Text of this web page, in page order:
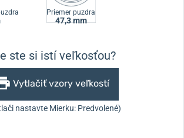
Priemer puzdra
47,3 mm
ste si istí veľkosťou?
Vytlačiť vzory veľkostí
nastavte Mierku: Predvolené)